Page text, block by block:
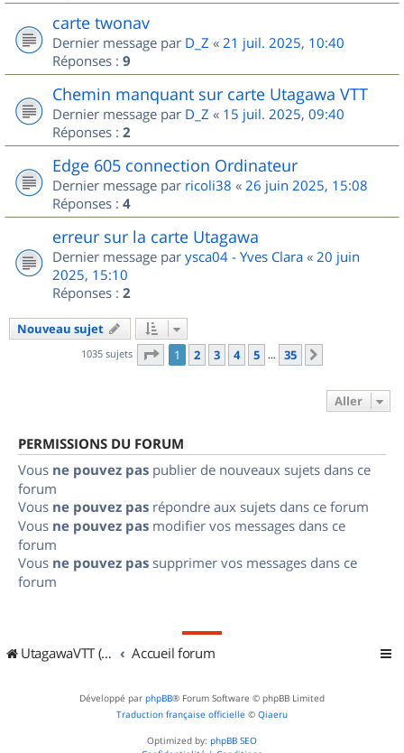
carte twonav
Dernier message par D_Z « 21 juil. 2025, 10:40
Réponses : 9
Chemin manquant sur carte Utagawa VTT
Dernier message par D_Z « 15 juil. 2025, 09:40
Réponses : 2
Edge 605 connection Ordinateur
Dernier message par ricoli38 « 26 juin 2025, 15:08
Réponses : 4
erreur sur la carte Utagawa
Dernier message par ysca04 - Yves Clara « 20 juin
2025, 15:10
Réponses : 2
Nouveau sujet
1035 sujets Page 1sur
1 2 3 4 5 … 35
Aller
PERMISSIONS DU FORUM
Vous ne pouvez pas publier de nouveaux sujets dans ce
forum
Vous ne pouvez pas répondre aux sujets dans ce forum
Vous ne pouvez pas modifier vos messages dans ce
forum
Vous ne pouvez pas supprimer vos messages dans ce
forum
UtagawaVTT (Randos VTT et VTTAE avec traces GPS) Accueil forum
Développé par phpBB® Forum Software © phpBB Limited
Traduction française officielle © Qiaeru
Optimized by: phpBB SEO